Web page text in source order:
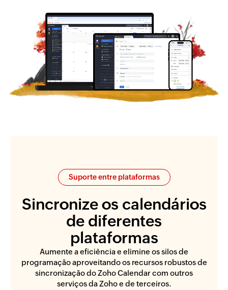
Suporte entre plataformas
Sincronize os calendários
de diferentes
plataformas
Aumente a eficiência e elimine os silos de
programação aproveitando os recursos robustos de
sincronização do Zoho Calendar com outros
serviços da Zoho e de terceiros.